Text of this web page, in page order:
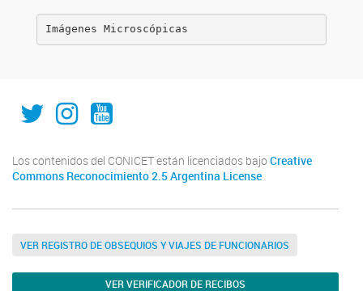
Imágenes Microscópicas
IAL_CONICET
ial.conicet.unl
ialcomunica
Los contenidos del CONICET están licenciados bajo Creative
Commons Reconocimiento 2.5 Argentina License
VER REGISTRO DE OBSEQUIOS Y VIAJES DE FUNCIONARIOS
VER VERIFICADOR DE RECIBOS